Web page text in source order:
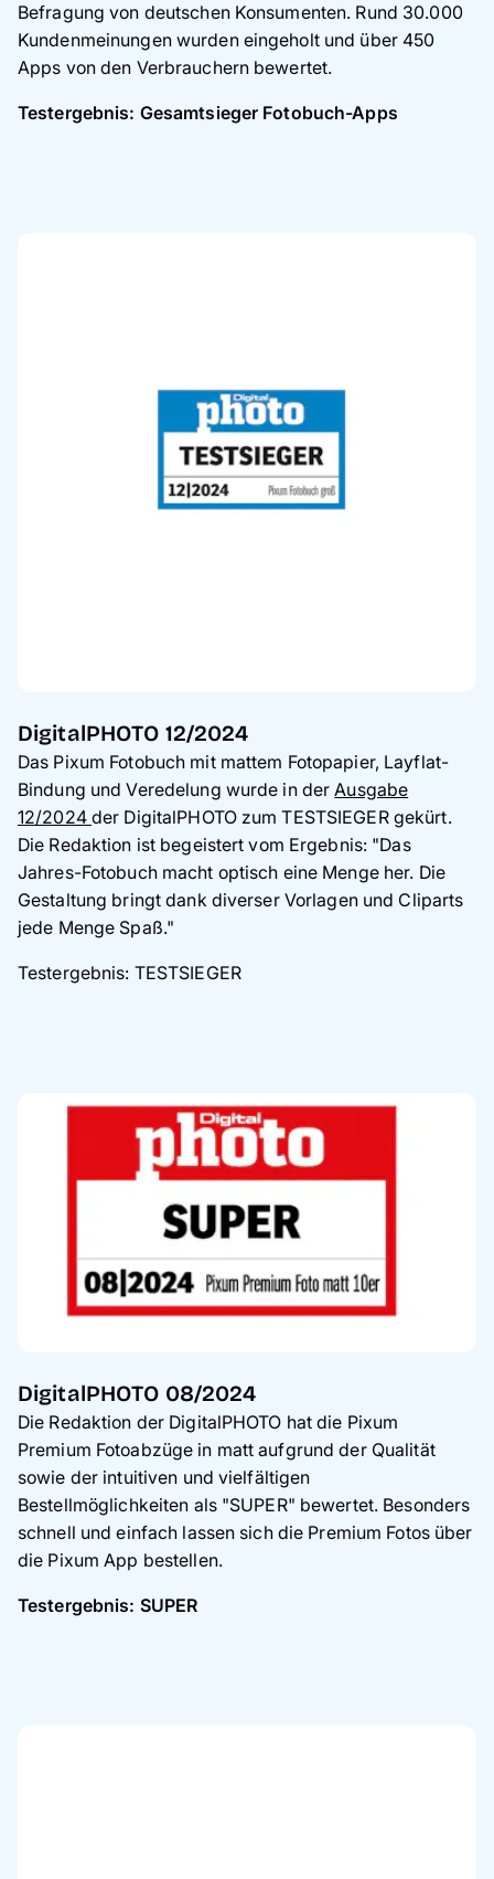
Befragung von deutschen Konsumenten. Rund 30.000
Kundenmeinungen wurden eingeholt und über 450
Apps von den Verbrauchern bewertet.
Testergebnis: Gesamtsieger Fotobuch-Apps
DigitalPHOTO 12/2024
Das Pixum Fotobuch mit mattem Fotopapier, Layflat-
Bindung und Veredelung wurde in derAusgabe
12/2024 der DigitalPHOTO zum TESTSIEGER gekürt.
Die Redaktion ist begeistert vom Ergebnis: "Das
Jahres-Fotobuch macht optisch eine Menge her. Die
Gestaltung bringt dank diverser Vorlagen und Cliparts
jede Menge Spaß."
Testergebnis: TESTSIEGER
DigitalPHOTO 08/2024
Die Redaktion der DigitalPHOTO hat die Pixum
Premium Fotoabzüge in matt aufgrund der Qualität
sowie der intuitiven und vielfältigen
Bestellmöglichkeiten als "SUPER" bewertet. Besonders
schnell und einfach lassen sich die Premium Fotos über
die Pixum App bestellen.
Testergebnis: SUPER